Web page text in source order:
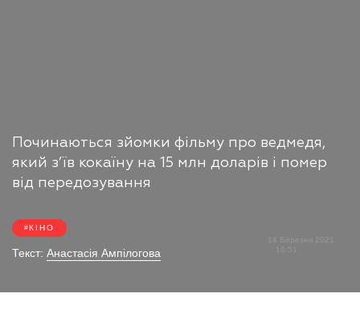
Починаються зйомки фільму про ведмедя,
який з’їв кокаїну на 15 млн доларів і помер
від передозування
КІНО
Текст: Анастасія Ампілогова
14 Березня 2021